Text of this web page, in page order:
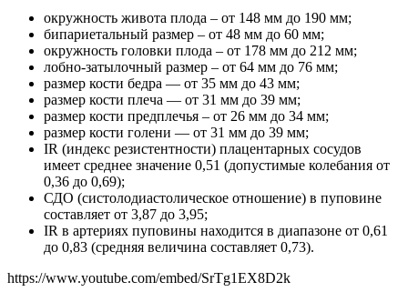
окружность живота плода – от 148 мм до 190 мм;
бипариетальный размер – от 48 мм до 60 мм;
окружность головки плода – от 178 мм до 212 мм;
лобно-затылочный размер – от 64 мм до 76 мм;
размер кости бедра — от 35 мм до 43 мм;
размер кости плеча — от 31 мм до 39 мм;
размер кости предплечья – от 26 мм до 34 мм;
размер кости голени — от 31 мм до 39 мм;
IR (индекс резистентности) плацентарных сосудов
имеет среднее значение 0,51 (допустимые колебания от
0,36 до 0,69);
СДО (систолодиастолическое отношение) в пуповине
составляет от 3,87 до 3,95;
IR в артериях пуповины находится в диапазоне от 0,61
до 0,83 (средняя величина составляет 0,73).
https://www.youtube.com/embed/SrTg1EX8D2k